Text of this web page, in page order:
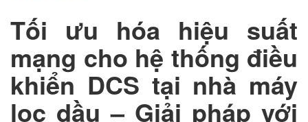
Tối ưu hóa hiệu suất
mạng cho hệ thống điều
khiển DCS tại nhà máy
lọc dầu – Giải pháp với